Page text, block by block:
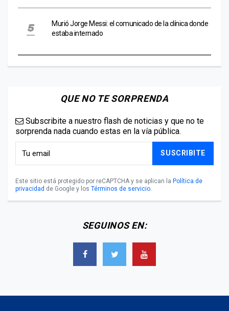
Murió Jorge Messi: el comunicado de la clínica donde
estaba internado
QUE NO TE SORPRENDA
Subscribite a nuestro flash de noticias y que no te
sorprenda nada cuando estas en la vía pública.
SUSCRIBITE
Este sitio está protegido por reCAPTCHA y se aplican la Política de
privacidad de Google y los Términos de servicio.
SEGUINOS EN: